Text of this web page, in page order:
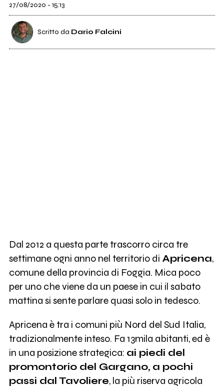
27/08/2020 - 15:13
Scritto da Dario Falcini
Dal 2012 a questa parte trascorro circa tre
settimane ogni anno nel territorio di Apricena,
comune della provincia di Foggia. Mica poco
per uno che viene da un paese in cui il sabato
mattina si sente parlare quasi solo in tedesco.
Apricena è tra i comuni più Nord del Sud Italia,
tradizionalmente inteso. Fa 13mila abitanti, ed è
in una posizione strategica: ai piedi del
promontorio del Gargano, a pochi
passi dal Tavoliere, la più riserva agricola